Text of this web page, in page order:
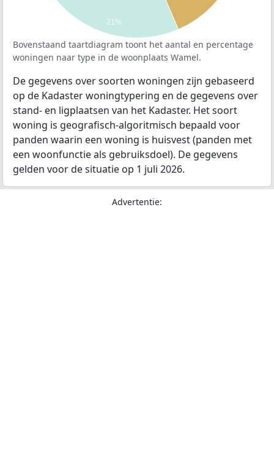
21%
Bovenstaand taartdiagram toont het aantal en percentage
woningen naar type in de woonplaats Wamel.
De gegevens over soorten woningen zijn gebaseerd
op de Kadaster woningtypering en de gegevens over
stand- en ligplaatsen van het Kadaster. Het soort
woning is geografisch-algoritmisch bepaald voor
panden waarin een woning is huisvest (panden met
een woonfunctie als gebruiksdoel). De gegevens
gelden voor de situatie op 1 juli 2026.
Advertentie: